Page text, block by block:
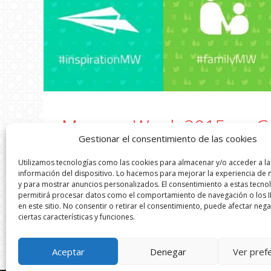
Gestionar el consentimiento de las cookies
Utilizamos tecnologías como las cookies para almacenar y/o acceder a la
información del dispositivo. Lo hacemos para mejorar la experiencia de
y para mostrar anuncios personalizados. El consentimiento a estas
permitirá procesar datos como el comportamiento de navegación o los
en este sitio. No consentir o retirar el consentimiento, puede afectar
ciertas características y funciones.
Aceptar Denegar Ver
MuseumWeek 2015 en
Desde el lunes 23 al domingo 29 de
2015 una iniciativa de Twitter a través de
participan: el Patronato de la Alhambra y
@alhambraescuela], el Parque de las
Andalusí [@legadoandalusi], el Museo